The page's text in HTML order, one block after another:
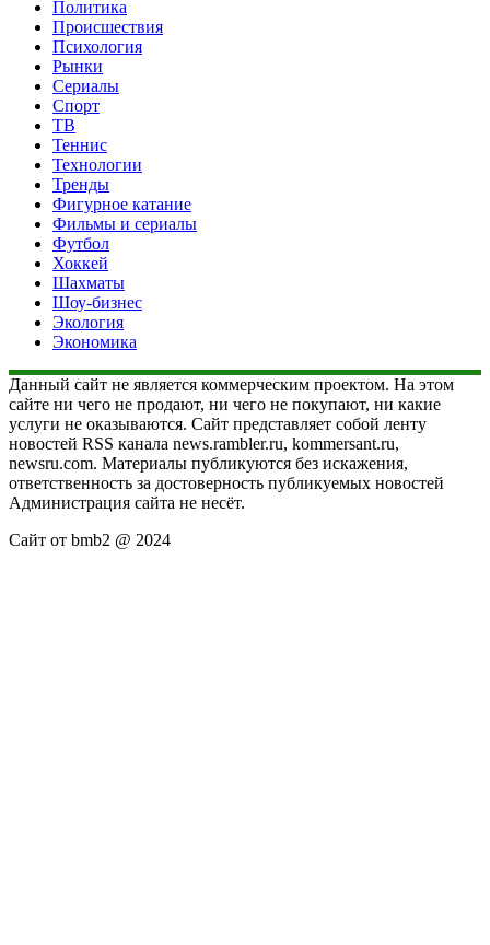
Политика
Происшествия
Психология
Рынки
Сериалы
Спорт
ТВ
Теннис
Технологии
Тренды
Фигурное катание
Фильмы и сериалы
Футбол
Хоккей
Шахматы
Шоу-бизнес
Экология
Экономика
Данный сайт не является коммерческим проектом. На этом
сайте ни чего не продают, ни чего не покупают, ни какие
услуги не оказываются. Сайт представляет собой ленту
новостей RSS канала news.rambler.ru, kommersant.ru,
newsru.com. Материалы публикуются без искажения,
ответственность за достоверность публикуемых новостей
Администрация сайта не несёт.
Сайт от bmb2 @ 2024